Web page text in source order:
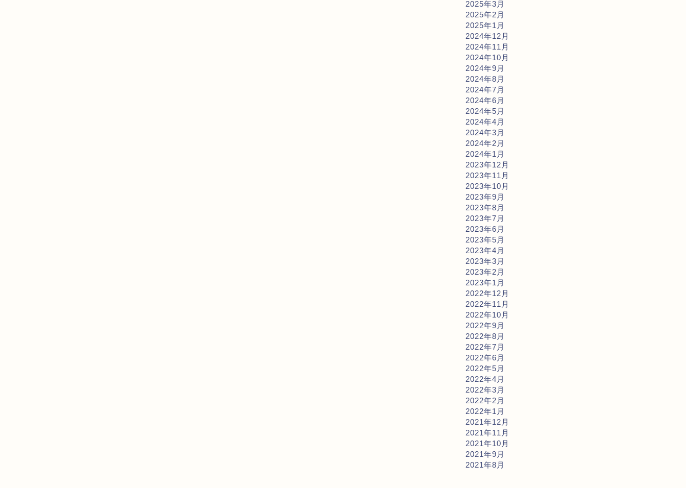
2025年3月
2025年2月
2025年1月
2024年12月
2024年11月
2024年10月
2024年9月
2024年8月
2024年7月
2024年6月
2024年5月
2024年4月
2024年3月
2024年2月
2024年1月
2023年12月
2023年11月
2023年10月
2023年9月
2023年8月
2023年7月
2023年6月
2023年5月
2023年4月
2023年3月
2023年2月
2023年1月
2022年12月
2022年11月
2022年10月
2022年9月
2022年8月
2022年7月
2022年6月
2022年5月
2022年4月
2022年3月
2022年2月
2022年1月
2021年12月
2021年11月
2021年10月
2021年9月
2021年8月